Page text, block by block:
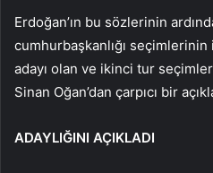
Erdoğan’ın bu sözlerinin
cumhurbaşkanlığı
adayı olan ve ikinci tur
Sinan Oğan’dan çarpıcı bir
ADAYLIĞINI AÇIKLADI